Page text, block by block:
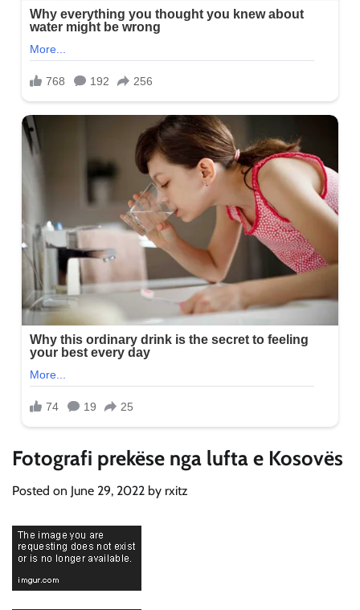
Fotografi prekëse nga lufta e Kosovës
Posted on June 29, 2022 by rxitz